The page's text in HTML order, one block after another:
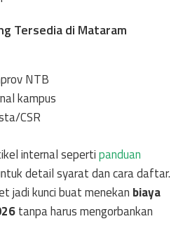
Tersedia di Mataram
NTB
kampus
CSR
internal sepertipanduan
detail syarat dan cara daftar.
jadi kunci buat menekan biaya
tanpa harus mengorbankan